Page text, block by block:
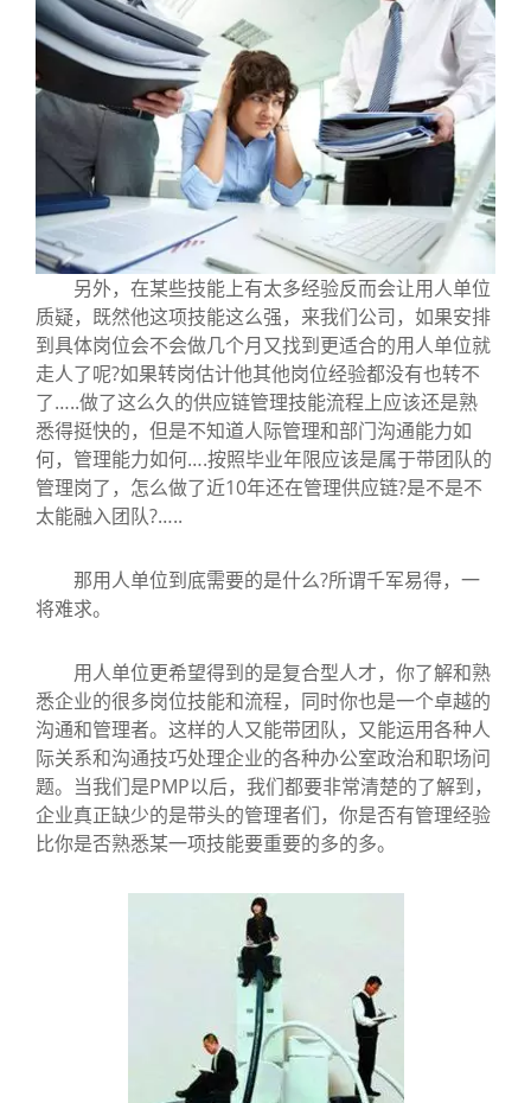
另外，在某些技能上有太多经验反而会让用人单位
质疑，既然他这项技能这么强，来我们公司，如果安排
到具体岗位会不会做几个月又找到更适合的用人单位就
走人了呢?如果转岗估计他其他岗位经验都没有也转不
了…..做了这么久的供应链管理技能流程上应该还是熟
悉得挺快的，但是不知道人际管理和部门沟通能力如
何，管理能力如何….按照毕业年限应该是属于带团队的
管理岗了，怎么做了近10年还在管理供应链?是不是不
太能融入团队?…..
那用人单位到底需要的是什么?所谓千军易得，一
将难求。
用人单位更希望得到的是复合型人才，你了解和熟
悉企业的很多岗位技能和流程，同时你也是一个卓越的
沟通和管理者。这样的人又能带团队，又能运用各种人
际关系和沟通技巧处理企业的各种办公室政治和职场问
题。当我们是PMP以后，我们都要非常清楚的了解到，
企业真正缺少的是带头的管理者们，你是否有管理经验
比你是否熟悉某一项技能要重要的多的多。